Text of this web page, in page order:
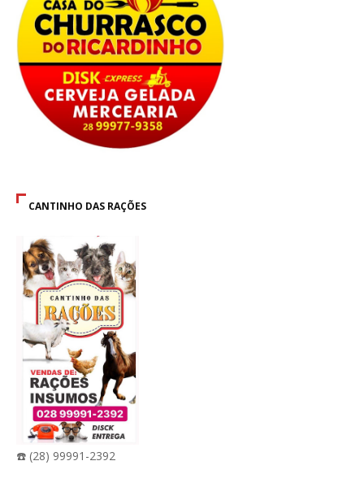
CANTINHO DAS RAÇÕES
☎️ (28) 99991-2392